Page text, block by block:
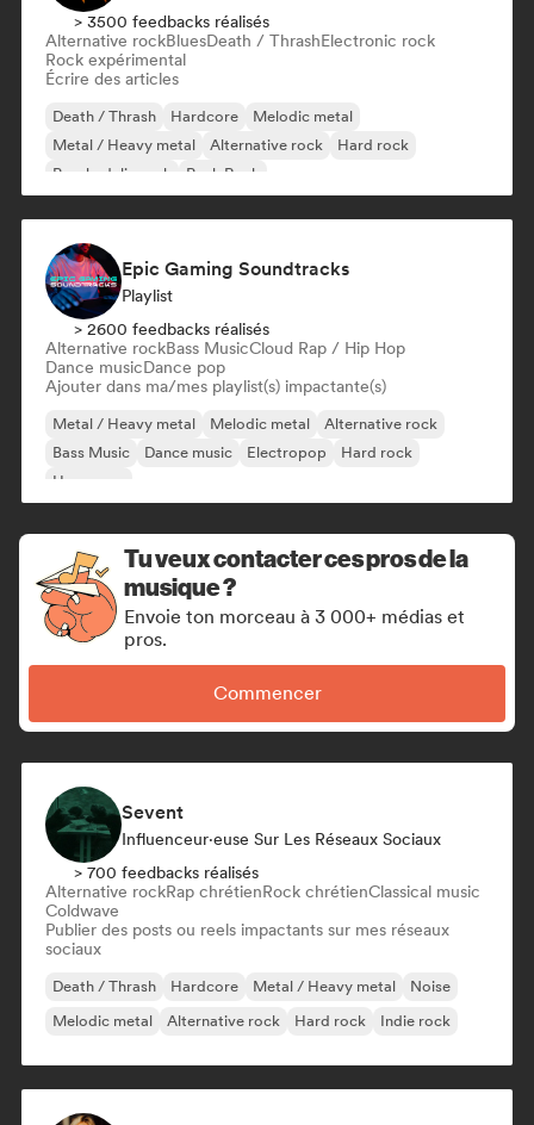
> 3500 feedbacks réalisés
Alternative rockBluesDeath / ThrashElectronic rock
Rock expérimental
Écrire des articles
Death / Thrash Hardcore
Melodic metal
Metal / Heavy metal
Alternative rock
Hard rock
Psychedelic rock
Punk Rock
Epic Gaming Soundtracks
Playlist
> 2600 feedbacks réalisés
Alternative rockBass MusicCloud Rap / Hip Hop
Dance musicDance pop
Ajouter dans ma/mes playlist(s) impactante(s)
Metal / Heavy metal Melodic metal
Alternative rock
Bass Music
Dance music Electropop
Hard rock
Hyperpop
Tu veux contacter ces pros de la
musique ?
Envoie ton morceau à 3 000+ médias et
pros.
Commencer
Sevent
Influenceur·euse Sur Les Réseaux Sociaux
> 700 feedbacks réalisés
Alternative rockRap chrétienRock chrétienClassical music
Coldwave
Publier des posts ou reels impactants sur mes réseaux
sociaux
Death / Thrash Hardcore Metal / Heavy metal
Noise
Melodic metal
Alternative rock Hard rock Indie rock